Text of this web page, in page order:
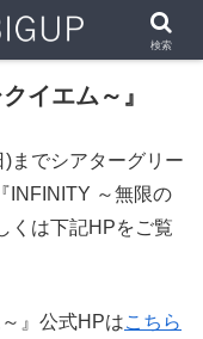
イエム～』
までシアターグリー
INFINITY ～無限の
くは下記HPをご覧
』公式HPはこちら
検索